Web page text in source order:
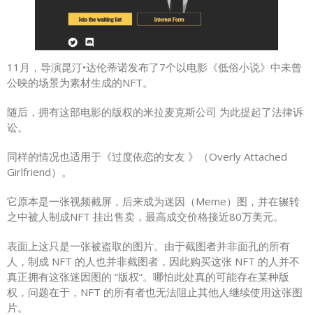
11月，导演昆汀•达伦蒂诺发布了7个以电影《低俗小说》中未曾
公映的场景为素材生成的NFT。
随后，拥有这部电影的版权的米拉麦克斯公司 为此提起了法律诉
讼。
同样的情况也适用于《过度依恋的女友 》（Overly Attached
Girlfriend）。
它原本是一张视频截屏，后来成为迷因（Meme）图，并在辗转
之中被人制成NFT 挂出售卖，最高成交价格接近80万美元。
表面上这只是一张被盗取的图片。由于截图者并非面孔的所有
人，制成 NFT 的人也并非截图者，因此购买这张 NFT 的人并不
真正拥有这张迷因图的 “版权”。哪怕此处真的可能存在某种版
权，问题在于，NFT 的所有者也无法阻止其他人继续使用这张图
片。